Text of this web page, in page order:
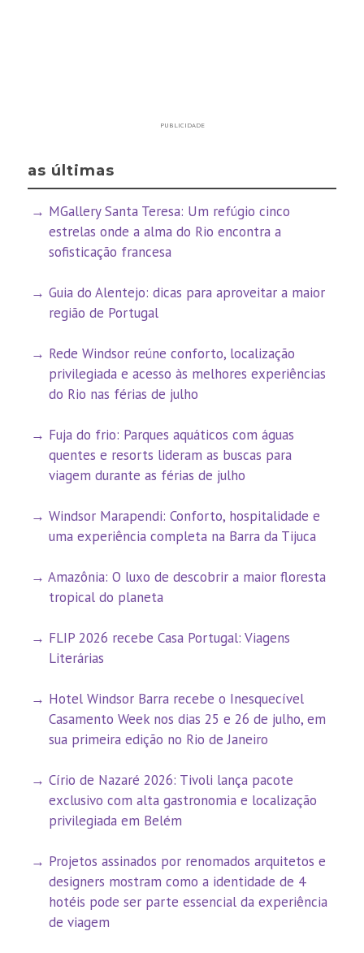
PUBLICIDADE
as últimas
MGallery Santa Teresa: Um refúgio cinco
estrelas onde a alma do Rio encontra a
sofisticação francesa
Guia do Alentejo: dicas para aproveitar a maior
região de Portugal
Rede Windsor reúne conforto, localização
privilegiada e acesso às melhores experiências
do Rio nas férias de julho
Fuja do frio: Parques aquáticos com águas
quentes e resorts lideram as buscas para
viagem durante as férias de julho
Windsor Marapendi: Conforto, hospitalidade e
uma experiência completa na Barra da Tijuca
Amazônia: O luxo de descobrir a maior floresta
tropical do planeta
FLIP 2026 recebe Casa Portugal: Viagens
Literárias
Hotel Windsor Barra recebe o Inesquecível
Casamento Week nos dias 25 e 26 de julho, em
sua primeira edição no Rio de Janeiro
Círio de Nazaré 2026: Tivoli lança pacote
exclusivo com alta gastronomia e localização
privilegiada em Belém
Projetos assinados por renomados arquitetos e
designers mostram como a identidade de 4
hotéis pode ser parte essencial da experiência
de viagem